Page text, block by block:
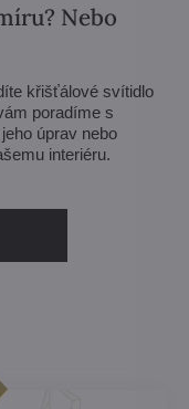
Nebo
křišťálové svítidlo
poradíme s
úprav nebo
interiéru.